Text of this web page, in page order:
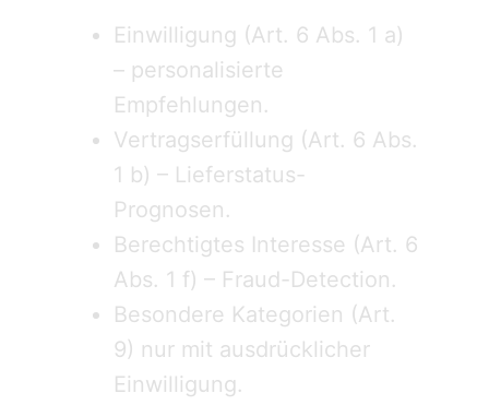
Einwilligung (Art. 6 Abs. 1 a)
– personalisierte
Empfehlungen.
Vertragserfüllung (Art. 6 Abs.
1 b) – Lieferstatus-
Prognosen.
Berechtigtes Interesse (Art. 6
Abs. 1 f) – Fraud-Detection.
Besondere Kategorien (Art.
9) nur mit ausdrücklicher
Einwilligung.